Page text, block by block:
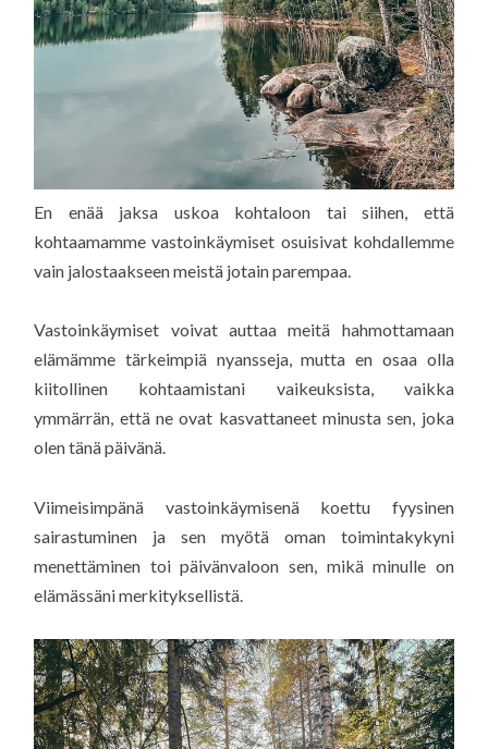
En enää jaksa uskoa kohtaloon tai siihen, että
kohtaamamme vastoinkäymiset osuisivat kohdallemme
vain jalostaakseen meistä jotain parempaa.
Vastoinkäymiset voivat auttaa meitä hahmottamaan
elämämme tärkeimpiä nyansseja, mutta en osaa olla
kiitollinen kohtaamistani vaikeuksista, vaikka
ymmärrän, että ne ovat kasvattaneet minusta sen, joka
olen tänä päivänä.
Viimeisimpänä vastoinkäymisenä koettu fyysinen
sairastuminen ja sen myötä oman toimintakykyni
menettäminen toi päivänvaloon sen, mikä minulle on
elämässäni merkityksellistä.